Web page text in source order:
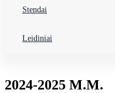
Stendai
Leidiniai
2024-2025 M.M.